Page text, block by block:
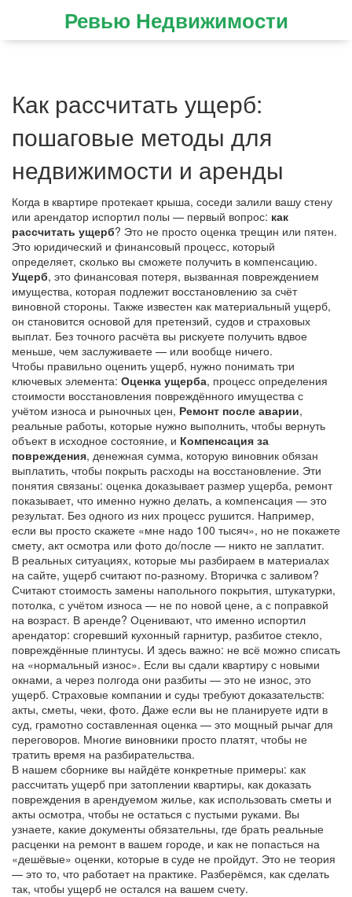
Ревью Недвижимости
Как рассчитать ущерб:
пошаговые методы для
недвижимости и аренды
Когда в квартире протекает крыша, соседи залили вашу стену
или арендатор испортил полы — первый вопрос: как
рассчитать ущерб? Это не просто оценка трещин или пятен.
Это юридический и финансовый процесс, который
определяет, сколько вы сможете получить в компенсацию.
Ущерб, это финансовая потеря, вызванная повреждением
имущества, которая подлежит восстановлению за счёт
виновной стороны. Также известен как материальный ущерб,
он становится основой для претензий, судов и страховых
выплат. Без точного расчёта вы рискуете получить вдвое
меньше, чем заслуживаете — или вообще ничего.
Чтобы правильно оценить ущерб, нужно понимать три
ключевых элемента: Оценка ущерба, процесс определения
стоимости восстановления повреждённого имущества с
учётом износа и рыночных цен, Ремонт после аварии,
реальные работы, которые нужно выполнить, чтобы вернуть
объект в исходное состояние, и Компенсация за
повреждения, денежная сумма, которую виновник обязан
выплатить, чтобы покрыть расходы на восстановление. Эти
понятия связаны: оценка доказывает размер ущерба, ремонт
показывает, что именно нужно делать, а компенсация — это
результат. Без одного из них процесс рушится. Например,
если вы просто скажете «мне надо 100 тысяч», но не покажете
смету, акт осмотра или фото до/после — никто не заплатит.
В реальных ситуациях, которые мы разбираем в материалах
на сайте, ущерб считают по-разному. Вторичка с заливом?
Считают стоимость замены напольного покрытия, штукатурки,
потолка, с учётом износа — не по новой цене, а с поправкой
на возраст. В аренде? Оценивают, что именно испортил
арендатор: сгоревший кухонный гарнитур, разбитое стекло,
повреждённые плинтусы. И здесь важно: не всё можно списать
на «нормальный износ». Если вы сдали квартиру с новыми
окнами, а через полгода они разбиты — это не износ, это
ущерб. Страховые компании и суды требуют доказательств:
акты, сметы, чеки, фото. Даже если вы не планируете идти в
суд, грамотно составленная оценка — это мощный рычаг для
переговоров. Многие виновники просто платят, чтобы не
тратить время на разбирательства.
В нашем сборнике вы найдёте конкретные примеры: как
рассчитать ущерб при затоплении квартиры, как доказать
повреждения в арендуемом жилье, как использовать сметы и
акты осмотра, чтобы не остаться с пустыми руками. Вы
узнаете, какие документы обязательны, где брать реальные
расценки на ремонт в вашем городе, и как не попасться на
«дешёвые» оценки, которые в суде не пройдут. Это не теория
— это то, что работает на практике. Разберёмся, как сделать
так, чтобы ущерб не остался на вашем счету.